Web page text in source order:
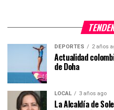
DEPORTES 2 años
Actualidad
de Doha
LOCAL 3 años ago
La Alcaldía de